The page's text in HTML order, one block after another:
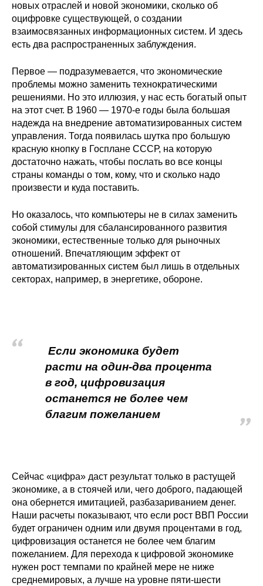
Редакционная этика
Информация для авторов
Общие требования
Стандарты оформления
Научные труды
О журнале
Выпуски
Редакционная этика
Информация для авторов
Общие требования
Энергетический семинар
Российско-французский семинар
ЦДУ
Ученый совет
Материалы
О совете
Регулярные прогнозы
новых отраслей и новой экономики, сколько об
оцифровке существующей, о создании
взаимосвязанных информационных систем. И здесь
есть два распространенных заблуждения.
Первое — подразумевается, что экономические
проблемы можно заменить технократическими
решениями. Но это иллюзия, у нас есть богатый опыт
на этот счет. В 1960 — 1970-е годы была большая
надежда на внедрение автоматизированных систем
управления. Тогда появилась шутка про большую
красную кнопку в Госплане СССР, на которую
достаточно нажать, чтобы послать во все концы
страны команды о том, кому, что и сколько надо
произвести и куда поставить.
Но оказалось, что компьютеры не в силах заменить
собой стимулы для сбалансированного развития
экономики, естественные только для рыночных
отношений. Впечатляющим эффект от
автоматизированных систем был лишь в отдельных
секторах, например, в энергетике, обороне.
Если экономика будет
расти на один-два процента
в год, цифровизация
останется не более чем
благим пожеланием
Сейчас «цифра» даст результат только в растущей
экономике, а в стоячей или, чего доброго, падающей
она обернется имитацией, разбазариванием денег.
Наши расчеты показывают, что если рост ВВП России
будет ограничен одним или двумя процентами в год,
цифровизация останется не более чем благим
пожеланием. Для перехода к цифровой экономике
нужен рост темпами по крайней мере не ниже
среднемировых, а лучше на уровне пяти-шести